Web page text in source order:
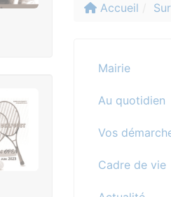
Accueil
Mairie
Au quotidien
Vos
Cadre de vie